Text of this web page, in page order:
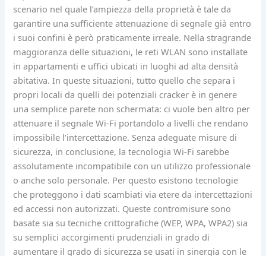
scenario nel quale l’ampiezza della proprietà è tale da
garantire una sufficiente attenuazione di segnale già entro
i suoi confini è però praticamente irreale. Nella stragrande
maggioranza delle situazioni, le reti WLAN sono installate
in appartamenti e uffici ubicati in luoghi ad alta densità
abitativa. In queste situazioni, tutto quello che separa i
propri locali da quelli dei potenziali cracker è in genere
una semplice parete non schermata: ci vuole ben altro per
attenuare il segnale Wi-Fi portandolo a livelli che rendano
impossibile l’intercettazione. Senza adeguate misure di
sicurezza, in conclusione, la tecnologia Wi-Fi sarebbe
assolutamente incompatibile con un utilizzo professionale
o anche solo personale. Per questo esistono tecnologie
che proteggono i dati scambiati via etere da intercettazioni
ed accessi non autorizzati. Queste contromisure sono
basate sia su tecniche crittografiche (WEP, WPA, WPA2) sia
su semplici accorgimenti prudenziali in grado di
aumentare il grado di sicurezza se usati in sinergia con le